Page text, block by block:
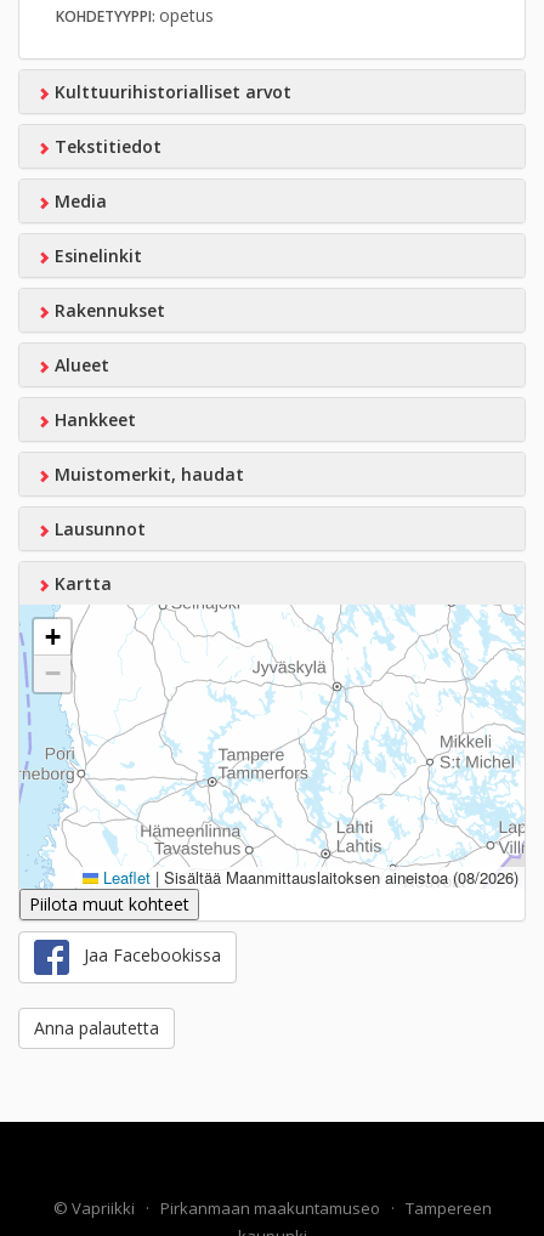
KOHDETYYPPI: opetus
Kulttuurihistorialliset arvot
Tekstitiedot
Media
Esinelinkit
Rakennukset
Alueet
Hankkeet
Muistomerkit, haudat
Lausunnot
Kartta
+
−
Leaflet | Sisältää Maanmittauslaitoksen aineistoa (08/2026)
Piilota muut kohteet
Jaa Facebookissa
Anna palautetta
© Vapriikki · Pirkanmaan maakuntamuseo · Tampereen